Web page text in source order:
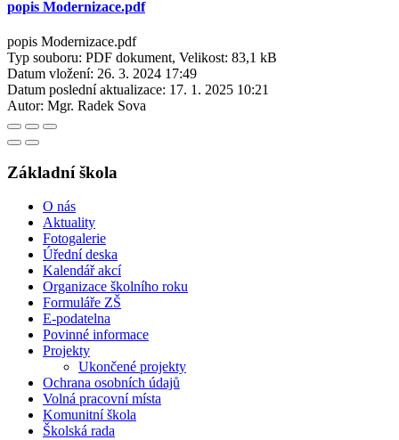
popis Modernizace.pdf
popis Modernizace.pdf
Typ souboru: PDF dokument, Velikost: 83,1 kB
Datum vložení: 26. 3. 2024 17:49
Datum poslední aktualizace: 17. 1. 2025 10:21
Autor: Mgr. Radek Sova
Základní škola
O nás
Aktuality
Fotogalerie
Úřední deska
Kalendář akcí
Organizace školního roku
Formuláře ZŠ
E-podatelna
Povinné informace
Projekty
Ukončené projekty
Ochrana osobních údajů
Volná pracovní místa
Komunitní škola
Školská rada